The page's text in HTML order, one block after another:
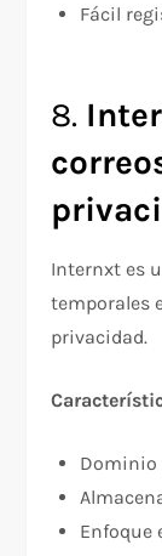
Fácil
8.
Internxt es
temporales
privacidad.
Dominio
Enfoque